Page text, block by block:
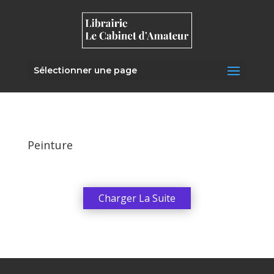
Sélectionner une page
Peinture
Charger La Suite